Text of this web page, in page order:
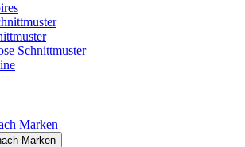
Schnittmuster
Marken
Marken